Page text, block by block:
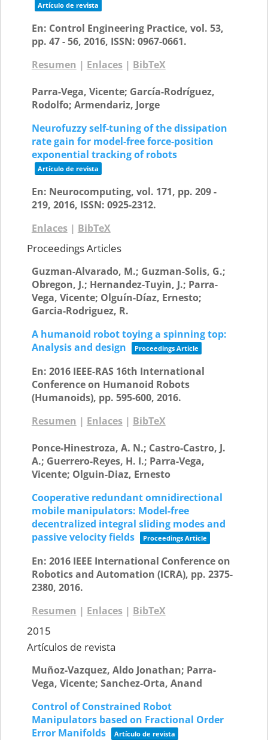
Artículo de revista
En: Control Engineering Practice, vol. 53,
pp. 47 - 56, 2016, ISSN: 0967-0661.
Resumen | Enlaces| BibTeX
Parra-Vega, Vicente; García-Rodríguez,
Rodolfo; Armendariz, Jorge
Neurofuzzy self-tuning of the dissipation
rate gain for model-free force-position
exponential tracking of robots
Artículo de revista
En: Neurocomputing, vol. 171, pp. 209 -
219, 2016, ISSN: 0925-2312.
Enlaces| BibTeX
Proceedings Articles
Guzman-Alvarado, M.; Guzman-Solis, G.;
Obregon, J.; Hernandez-Tuyin, J.; Parra-
Vega, Vicente; Olguín-Díaz, Ernesto;
Garcia-Rodriguez, R.
A humanoid robot toying a spinning top:
Analysis and design
Proceedings Article
En: 2016 IEEE-RAS 16th International
Conference on Humanoid Robots
(Humanoids), pp. 595-600, 2016.
Resumen | Enlaces| BibTeX
Ponce-Hinestroza, A. N.; Castro-Castro, J.
A.; Guerrero-Reyes, H. I.; Parra-Vega,
Vicente; Olguin-Diaz, Ernesto
Cooperative redundant omnidirectional
mobile manipulators: Model-free
decentralized integral sliding modes and
passive velocity fields
Proceedings Article
En: 2016 IEEE International Conference on
Robotics and Automation (ICRA), pp. 2375-
2380, 2016.
Resumen | Enlaces| BibTeX
2015
Artículos de revista
Muñoz-Vazquez, Aldo Jonathan; Parra-
Vega, Vicente; Sanchez-Orta, Anand
Control of Constrained Robot
Manipulators based on Fractional Order
Error Manifolds
Artículo de revista